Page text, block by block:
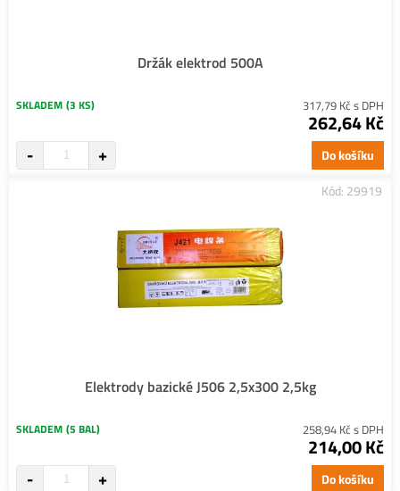
Držák elektrod 500A
SKLADEM (3 KS) 317,79 Kč s DPH
262,64 Kč
Do košíku
Kód: 29919
Elektrody bazické J506 2,5x300 2,5kg
SKLADEM (5 BAL) 258,94 Kč s DPH
214,00 Kč
Do košíku